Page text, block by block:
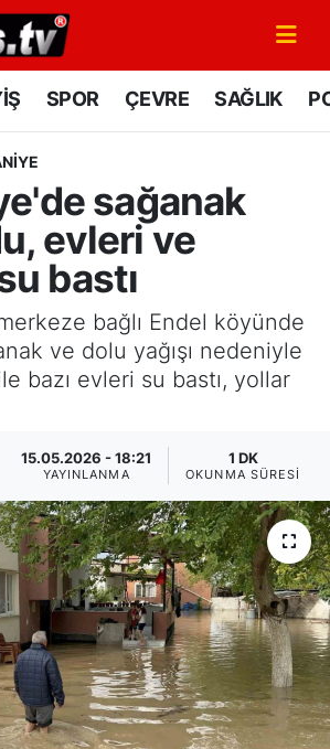
SPOR ÇEVRE SAĞLIK
sağanak
evleri ve
bastı
bağlı Endel köyünde
ve dolu yağışı nedeniyle
bazı evleri su bastı, yollar
15.05.2026 - 18:21
YAYINLANMA
1 DK
OKUNMA SÜRESI
Eczaneler
Vakitleri
Yoğunluk Haritası
Durumu ve Fikstür